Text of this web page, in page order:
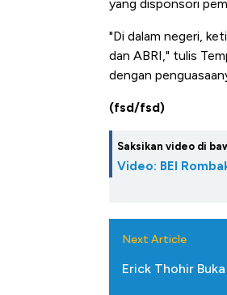
yang disponsori
"Di dalam negeri,
dan ABRI," tulis
dengan
(fsd/fsd)
Saksikan video di
Video: BEI
Next Article
Erick Thohir